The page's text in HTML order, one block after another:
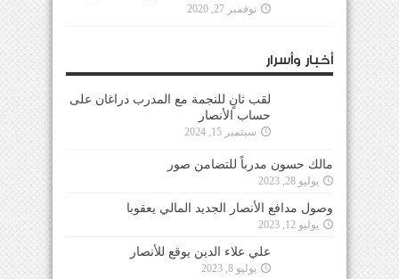
نوفمبر 27, 2020
أخبار وأسرار
لقب ثانٍ للنجمة مع المدرب دراغان على
حساب الأنصار
سبتمبر 15, 2024
مالك حسون مدرباً للتضامن صور
يوليو 28, 2023
وصول مدافع الأنصار الجديد المالي يعقوبا
يوليو 12, 2023
علي علاء الدين يوقع للأنصار
يوليو 8, 2023